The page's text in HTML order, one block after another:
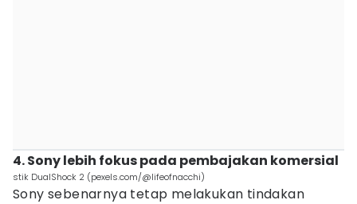
4. Sony lebih fokus pada pembajakan komersial
stik DualShock 2 (pexels.com/@lifeofnacchi)
Sony sebenarnya tetap melakukan tindakan